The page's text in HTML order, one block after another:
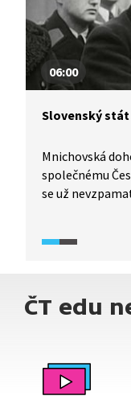
06:00
Slovenský stát
Mnichovská
společnému
se už
Následné
z
ČT edu